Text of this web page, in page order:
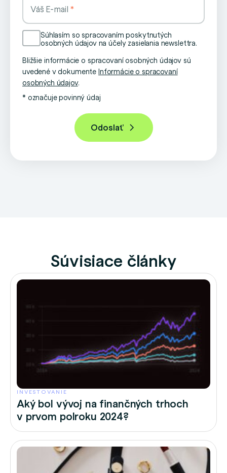
Váš E-mail
Súhlasím so spracovaním poskytnutých
osobných údajov na účely zasielania newslettra.
Bližšie informácie o spracovaní osobných údajov sú
uvedené v dokumente Informácie o spracovaní
osobných údajov.
* označuje povinný údaj
Súvisiace články
INVESTOVANIE
Aký bol vývoj na finančných trhoch
v prvom polroku 2024?